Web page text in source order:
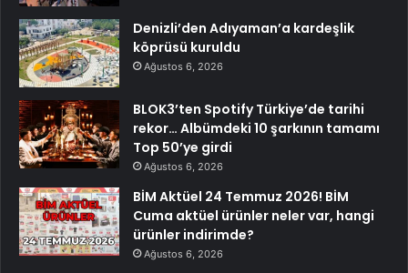
Denizli’den Adıyaman’a kardeşlik
köprüsü kuruldu
Ağustos 6, 2026
BLOK3’ten Spotify Türkiye’de tarihi
rekor… Albümdeki 10 şarkının tamamı
Top 50’ye girdi
Ağustos 6, 2026
BİM Aktüel 24 Temmuz 2026! BİM
Cuma aktüel ürünler neler var, hangi
ürünler indirimde?
Ağustos 6, 2026